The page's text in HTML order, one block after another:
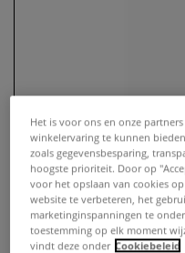
Het is voor ons en onze
winkelervaring te kunnen
zoals gegevensbesparing,
hoogste prioriteit. Door op
voor het opslaan van cookies
website te verbeteren, het
marketinginspanningen te
toestemming op elk moment
vindt deze onder Cookiebeleid